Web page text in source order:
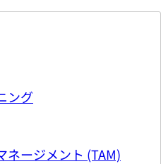
ング
ネージメント (TAM)